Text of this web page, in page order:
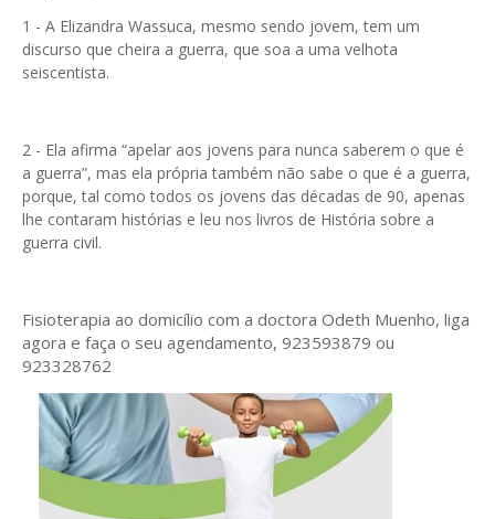
1 - A Elizandra Wassuca, mesmo sendo jovem, tem um
discurso que cheira a guerra, que soa a uma velhota
seiscentista.
2 - Ela afirma “apelar aos jovens para nunca saberem o que é
a guerra”, mas ela própria também não sabe o que é a guerra,
porque, tal como todos os jovens das décadas de 90, apenas
lhe contaram histórias e leu nos livros de História sobre a
guerra civil.
Fisioterapia ao domicílio com a doctora Odeth Muenho, liga
agora e faça o seu agendamento, 923593879 ou
923328762